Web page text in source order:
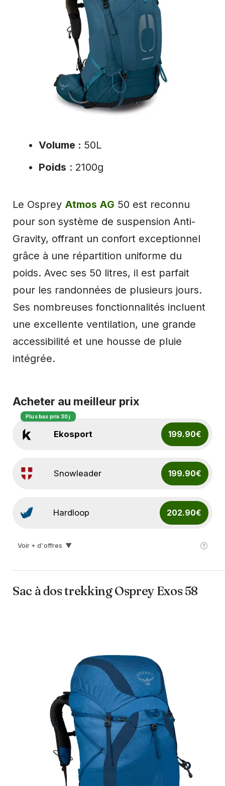
Volume : 50L
Poids : 2100g
Le Osprey Atmos AG 50 est reconnu
pour son système de suspension Anti-
Gravity, offrant un confort exceptionnel
grâce à une répartition uniforme du
poids. Avec ses 50 litres, il est parfait
pour les randonnées de plusieurs jours.
Ses nombreuses fonctionnalités incluent
une excellente ventilation, une grande
accessibilité et une housse de pluie
intégrée.
Acheter au meilleur prix
Ekosport 199.90€
Plus bas prix 30 j
Snowleader 199.90€
Hardloop 202.90€
Lyophilise & Co 299.95€
Voir + d'offres ▼
Sac à dos trekking Osprey Exos 58